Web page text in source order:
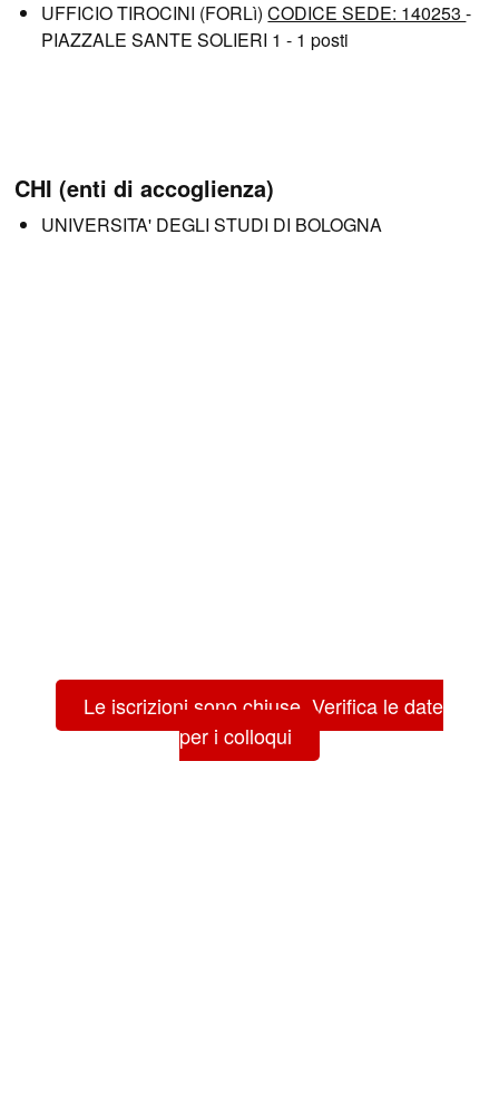
CHI (enti di accoglienza)
UNIVERSITA' DEGLI STUDI DI BOLOGNA
UFFICIO TIROCINI (FORLì)CODICE SEDE: 140253-
PIAZZALE SANTE SOLIERI 1 - 1 posti
Le iscrizioni sono chiuse. Verifica le date
per i colloqui